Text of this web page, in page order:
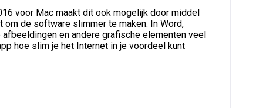
voor Mac maakt dit ook mogelijk door middel
de software slimmer te maken. In Word,
en andere grafische elementen veel
hoe slim je het Internet in je voordeel kunt